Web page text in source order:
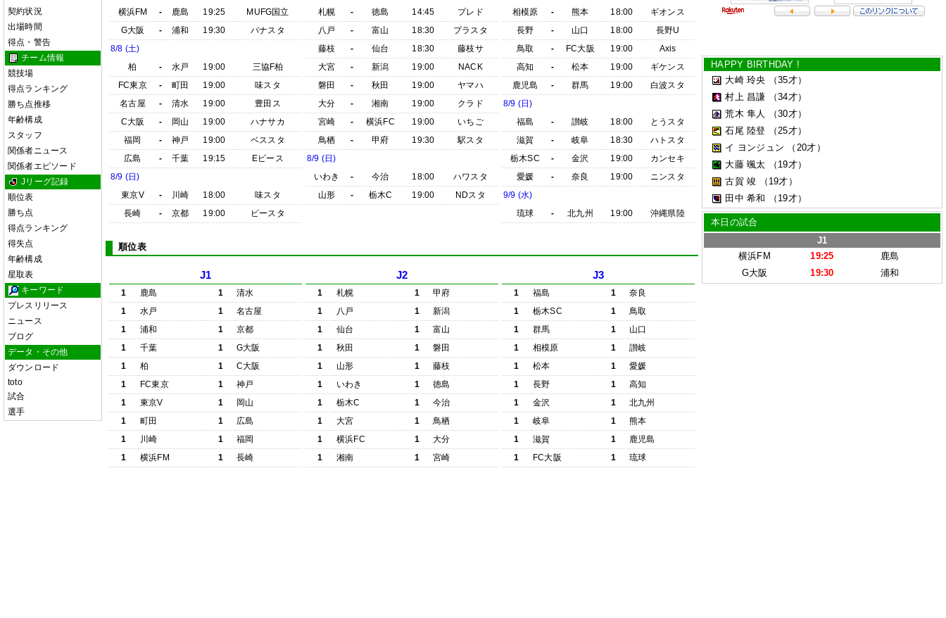
契約状況
出場時間
得点・警告
チーム情報
競技場
得点ランキング
勝ち点推移
年齢構成
スタッフ
関係者ニュース
関係者エピソード
Jリーグ記録
順位表
勝ち点
得点ランキング
得失点
年齢構成
星取表
キーワード
プレスリリース
ニュース
ブログ
データ・その他
ダウンロード
toto
試合
選手
横浜FM
- 鹿島 19:25
MUFG国立
G大阪
- 浦和 19:30
パナスタ
8/8 (土)
柏
- 水戸 19:00
三協F柏
FC東京
- 町田 19:00
味スタ
名古屋
- 清水 19:00
豊田ス
C大阪
- 岡山 19:00
ハナサカ
福岡
- 神戸 19:00
ベススタ
広島
- 千葉 19:15
Eピース
8/9 (日)
東京V
- 川崎 18:00
味スタ
長崎
- 京都 19:00 ピースタ
札幌
- 徳島 14:45
プレド
八戸
- 富山 18:30
プラスタ
藤枝
- 仙台 18:30
藤枝サ
大宮
- 新潟 19:00
NACK
磐田
- 秋田 19:00
ヤマハ
大分
- 湘南 19:00
クラド
宮崎
- 横浜FC 19:00
いちご
鳥栖
- 甲府 19:30
駅スタ
8/9 (日)
いわき
- 今治 18:00
ハワスタ
山形
- 栃木C 19:00 NDスタ
相模原
- 熊本 18:00
ギオンス
長野
- 山口 18:00
長野U
鳥取
- FC大阪 19:00
Axis
高知
- 松本 19:00
ギケンス
鹿児島
- 群馬 19:00
白波スタ
8/9 (日)
福島
- 讃岐 18:00
とうスタ
滋賀
- 岐阜 18:30
ハトスタ
栃木SC
- 金沢 19:00
カンセキ
愛媛
- 奈良 19:00
ニンスタ
9/9 (水)
琉球
- 北九州 19:00 沖縄県陸
順位表
J1
1 鹿島 1
清水
1
水戸 1
名古屋
1
浦和 1
京都
1
千葉 1
G大阪
1
柏 1
C大阪
1
FC東京 1
神戸
1
東京V 1
岡山
1
町田 1
広島
1
川崎 1
福岡
1
横浜FM 1 長崎
J2
1 札幌 1
甲府
1
八戸 1
新潟
1
仙台 1
富山
1
秋田 1
磐田
1
山形 1
藤枝
1
いわき 1
徳島
1
栃木C 1
今治
1
大宮 1
鳥栖
1
横浜FC 1
大分
1
湘南 1 宮崎
J3
1 福島 1
奈良
1
栃木SC 1
鳥取
1
群馬 1
山口
1
相模原 1
讃岐
1
松本 1
愛媛
1
長野 1
高知
1
金沢 1
北九州
1
岐阜 1
熊本
1
滋賀 1
鹿児島
1
FC大阪 1 琉球
HAPPY BIRTHDAY !
大崎 玲央
（35才）
村上 昌謙
（34才）
荒木 隼人
（30才）
石尾 陸登
（25才）
イ ヨンジュン
（20才）
大藤 颯太
（19才）
古賀 竣
（19才）
田中 希和
（19才）
本日の試合
J1
横浜FM
19:25
鹿島
G大阪
19:30 浦和